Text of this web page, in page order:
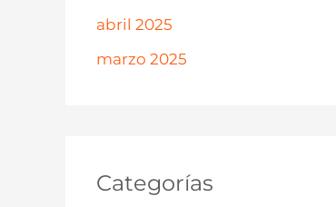
abril 2025
marzo 2025
Categorías